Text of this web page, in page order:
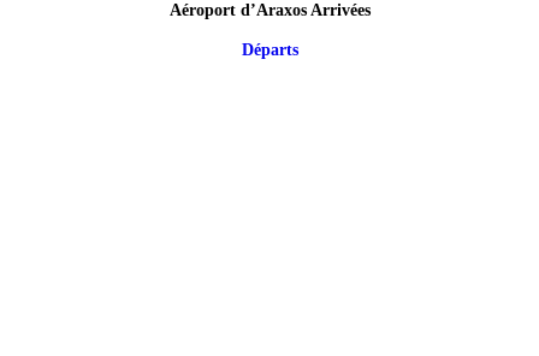
Aéroport d’Araxos Arrivées
Départs